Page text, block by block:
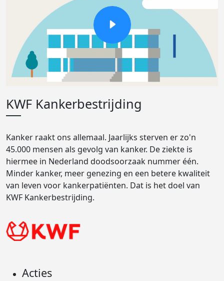
KWF Kankerbestrijding
Kanker raakt ons allemaal. Jaarlijks sterven er zo'n
45.000 mensen als gevolg van kanker. De ziekte is
hiermee in Nederland doodsoorzaak nummer één.
Minder kanker, meer genezing en een betere kwaliteit
van leven voor kankerpatiënten. Dat is het doel van
KWF Kankerbestrijding.
Acties